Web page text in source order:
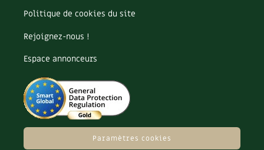
Politique de cookies du site
Rejoignez-nous !
Espace annonceurs
Paramètres cookies